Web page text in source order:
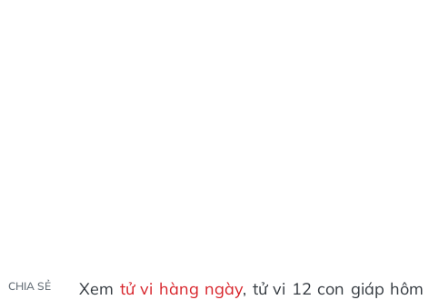
CHIA SẺ Xem tử vi hàng ngày, tử vi 12 con giáp